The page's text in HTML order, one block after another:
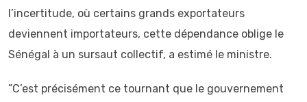
l’incertitude, où certains grands exportateurs
deviennent importateurs, cette dépendance oblige le
Sénégal à un sursaut collectif, a estimé le ministre.
”C’est précisément ce tournant que le gouvernement